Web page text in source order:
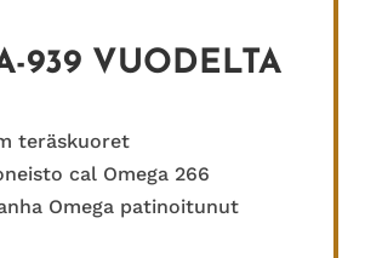
939 VUODELTA
teräskuoret
cal Omega 266
Omega patinoitunut